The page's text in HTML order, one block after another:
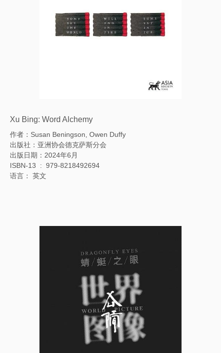
Xu Bing: Word Alchemy
作者：Susan Beningson, Owen Duffy
出版社：亚洲协会德克萨斯分会
出版日期：2024年6月
ISBN-13 ‏ : ‎ 979-8218492694
语言： 英文